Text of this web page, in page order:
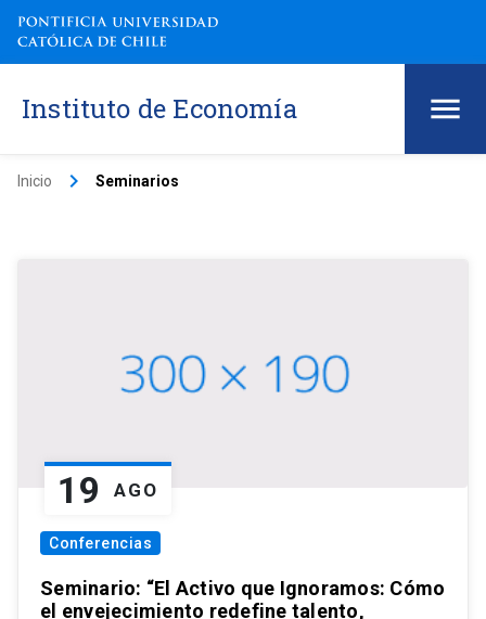
Instituto de Economía
Inicio keyboard_arrow_right Seminarios
19 AGO
Conferencias
Seminario: “El Activo que Ignoramos: Cómo
el envejecimiento redefine talento,